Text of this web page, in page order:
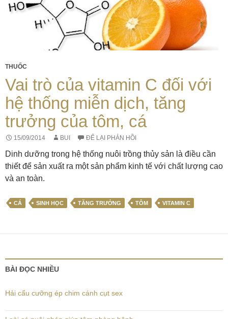
THUỐC
Vai trò của vitamin C đối với
hệ thống miễn dịch, tăng
trưởng của tôm, cá
15/09/2014 BUI ĐỂ LẠI PHẢN HỒI
Dinh dưỡng trong hệ thống nuôi trồng thủy sản là điều cần
thiết để sản xuất ra một sản phẩm kinh tế với chất lượng cao
và an toàn.
CÁ SINH HỌC TĂNG TRƯỞNG TÔM VITAMIN C
BÀI ĐỌC NHIỀU
Hải cẩu cưỡng ép chim cánh cụt sex